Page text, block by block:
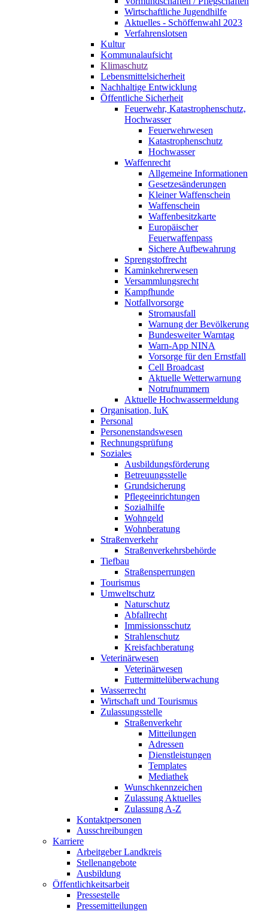
Wirtschaftliche Jugendhilfe
Aktuelles - Schöffenwahl 2023
Verfahrenslotsen
Kultur
Kommunalaufsicht
Klimaschutz
Lebensmittelsicherheit
Nachhaltige Entwicklung
Öffentliche Sicherheit
Feuerwehr, Katastrophenschutz,
Hochwasser
Feuerwehrwesen
Katastrophenschutz
Hochwasser
Waffenrecht
Allgemeine Informationen
Gesetzesänderungen
Kleiner Waffenschein
Waffenschein
Waffenbesitzkarte
Europäischer
Feuerwaffenpass
Sichere Aufbewahrung
Sprengstoffrecht
Kaminkehrerwesen
Versammlungsrecht
Kampfhunde
Notfallvorsorge
Stromausfall
Warnung der Bevölkerung
Bundesweiter Warntag
Warn-App NINA
Vorsorge für den Ernstfall
Cell Broadcast
Aktuelle Wetterwarnung
Notrufnummern
Aktuelle Hochwassermeldung
Organisation, IuK
Personal
Personenstandswesen
Rechnungsprüfung
Soziales
Ausbildungsförderung
Betreuungsstelle
Grundsicherung
Pflegeeinrichtungen
Sozialhilfe
Wohngeld
Wohnberatung
Straßenverkehr
Straßenverkehrsbehörde
Tiefbau
Straßensperrungen
Tourismus
Umweltschutz
Naturschutz
Abfallrecht
Immissionsschutz
Strahlenschutz
Kreisfachberatung
Veterinärwesen
Veterinärwesen
Futtermittelüberwachung
Wasserrecht
Wirtschaft und Tourismus
Zulassungsstelle
Straßenverkehr
Mitteilungen
Adressen
Dienstleistungen
Templates
Mediathek
Wunschkennzeichen
Zulassung Aktuelles
Zulassung A-Z
Kontaktpersonen
Ausschreibungen
Karriere
Arbeitgeber Landkreis
Stellenangebote
Ausbildung
Öffentlichkeitsarbeit
Pressestelle
Pressemitteilungen